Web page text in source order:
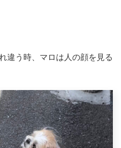
違う時、マロは人の顔を見る